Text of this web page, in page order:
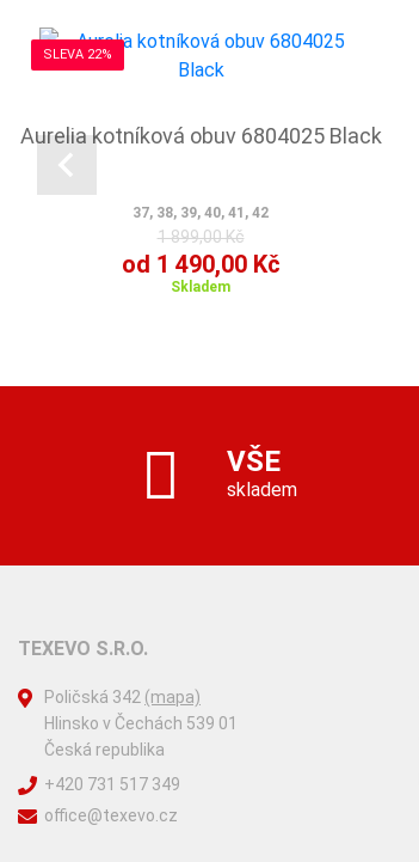
SLEVA 22%
Aurelia kotníková obuv 6804025 Black
37, 38, 39, 40, 41, 42
1 899,00 Kč
od 1 490,00 Kč
Skladem
VŠE
skladem
TEXEVO S.R.O.
Poličská 342 (mapa)
Hlinsko v Čechách 539 01
Česká republika
+420 731 517 349
office@texevo.cz